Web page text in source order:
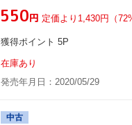
¥550円 定価より1,430円（
獲得ポイント 5P
在庫あり
発売年月日：2020/05/29
中古